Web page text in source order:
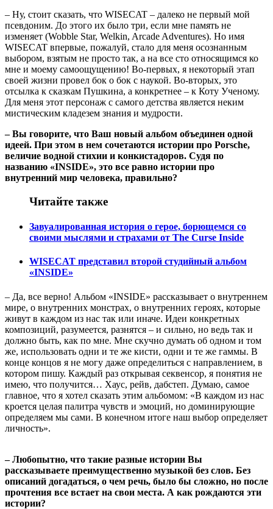
– Ну, стоит сказать, что WISECAT – далеко не первый мой
псевдоним. До этого их было три, если мне память не
изменяет (Wobble Star, Welkin, Arcade Adventures). Но имя
WISECAT впервые, пожалуй, стало для меня осознанным
выбором, взятым не просто так, а на все сто относящимся ко
мне и моему самоощущению! Во-первых, я некоторый этап
своей жизни провел бок о бок с наукой. Во-вторых, это
отсылка к сказкам Пушкина, а конкретнее – к Коту Ученому.
Для меня этот персонаж с самого детства является неким
мистическим кладезем знания и мудрости.
– Вы говорите, что Ваш новый альбом объединен одной
идеей. При этом в нем сочетаются истории про Porsche,
величие водной стихии и конкистадоров. Судя по
названию «INSIDE», это все равно истории про
внутренний мир человека, правильно?
Читайте также
Завуалированная история о герое, борющемся со
своими мыслями и страхами от The Curse Inside
WISECAT представил второй студийный альбом
«INSIDE»
– Да, все верно! Альбом «INSIDE» рассказывает о внутреннем
мире, о внутренних монстрах, о внутренних героях, которые
живут в каждом из нас так или иначе. Идеи конкретных
композиций, разумеется, разнятся – и сильно, но ведь так и
должно быть, как по мне. Мне скучно думать об одном и том
же, использовать одни и те же кисти, одни и те же гаммы. В
конце концов я не могу даже определиться с направлением, в
котором пишу. Каждый раз открывая секвенсор, я понятия не
имею, что получится… Хаус, рейв, дабстеп. Думаю, самое
главное, что я хотел сказать этим альбомом: «В каждом из нас
кроется целая палитра чувств и эмоций, но доминирующие
определяем мы сами. В конечном итоге наш выбор определяет
личность».
– Любопытно, что такие разные истории Вы
рассказываете преимущественно музыкой без слов. Без
описаний догадаться, о чем речь, было бы сложно, но после
прочтения все встает на свои места. А как рождаются эти
истории?